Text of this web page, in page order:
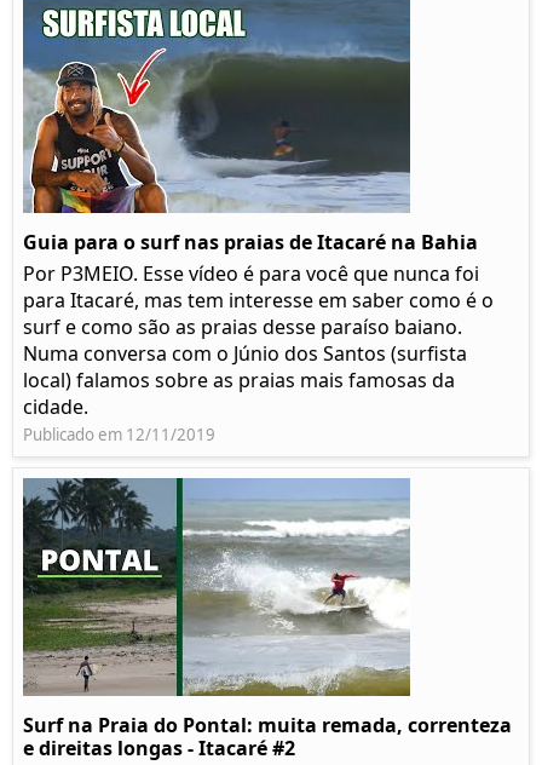
Guia para o surf nas praias de Itacaré na Bahia
Por P3MEIO. Esse vídeo é para você que nunca foi
para Itacaré, mas tem interesse em saber como é o
surf e como são as praias desse paraíso baiano.
Numa conversa com o Júnio dos Santos (surfista
local) falamos sobre as praias mais famosas da
cidade.
Publicado em 12/11/2019
Surf na Praia do Pontal: muita remada, correnteza
e direitas longas - Itacaré #2